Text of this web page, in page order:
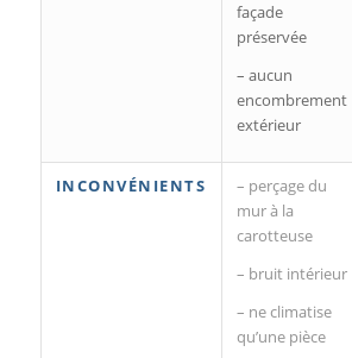
façade
préservée
– aucun
encombrement
extérieur
INCONVÉNIENTS
– perçage du
mur à la
carotteuse
– bruit intérieur
– ne climatise
qu’une pièce